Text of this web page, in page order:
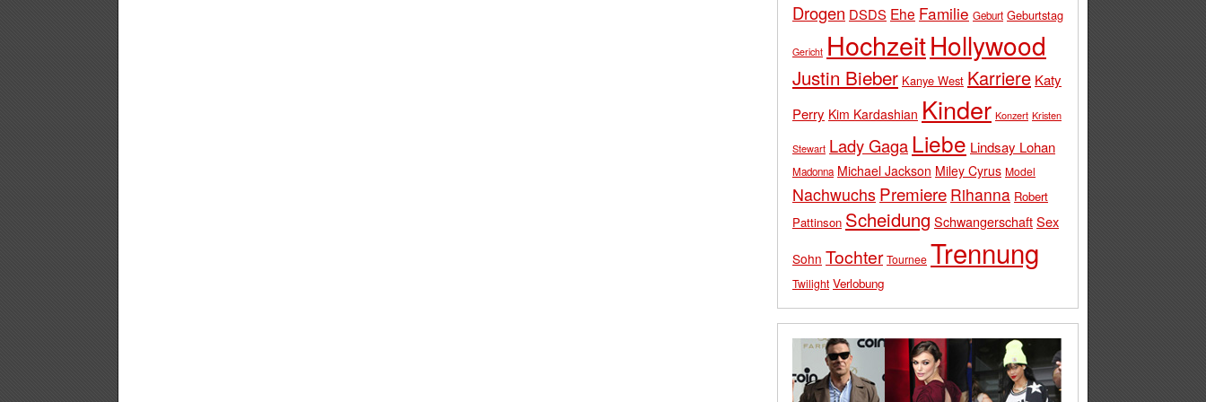
Drogen DSDS Ehe Familie Geburt Geburtstag
Gericht HochzeitHollywood
Justin Bieber Kanye West Karriere Katy
Perry Kim Kardashian Kinder Konzert Kristen
Stewart Lady Gaga Liebe Lindsay Lohan
Madonna Michael Jackson Miley Cyrus Model
Nachwuchs Premiere Rihanna Robert
Pattinson Scheidung SchwangerschaftSex
Sohn Tochter Tournee Trennung
Twilight Verlobung